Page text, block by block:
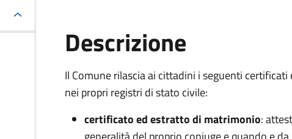
Descrizione
Il Comune rilascia ai cittadini i seguenti
nei propri registri di stato civile:
certificato ed estratto di matrimonio: